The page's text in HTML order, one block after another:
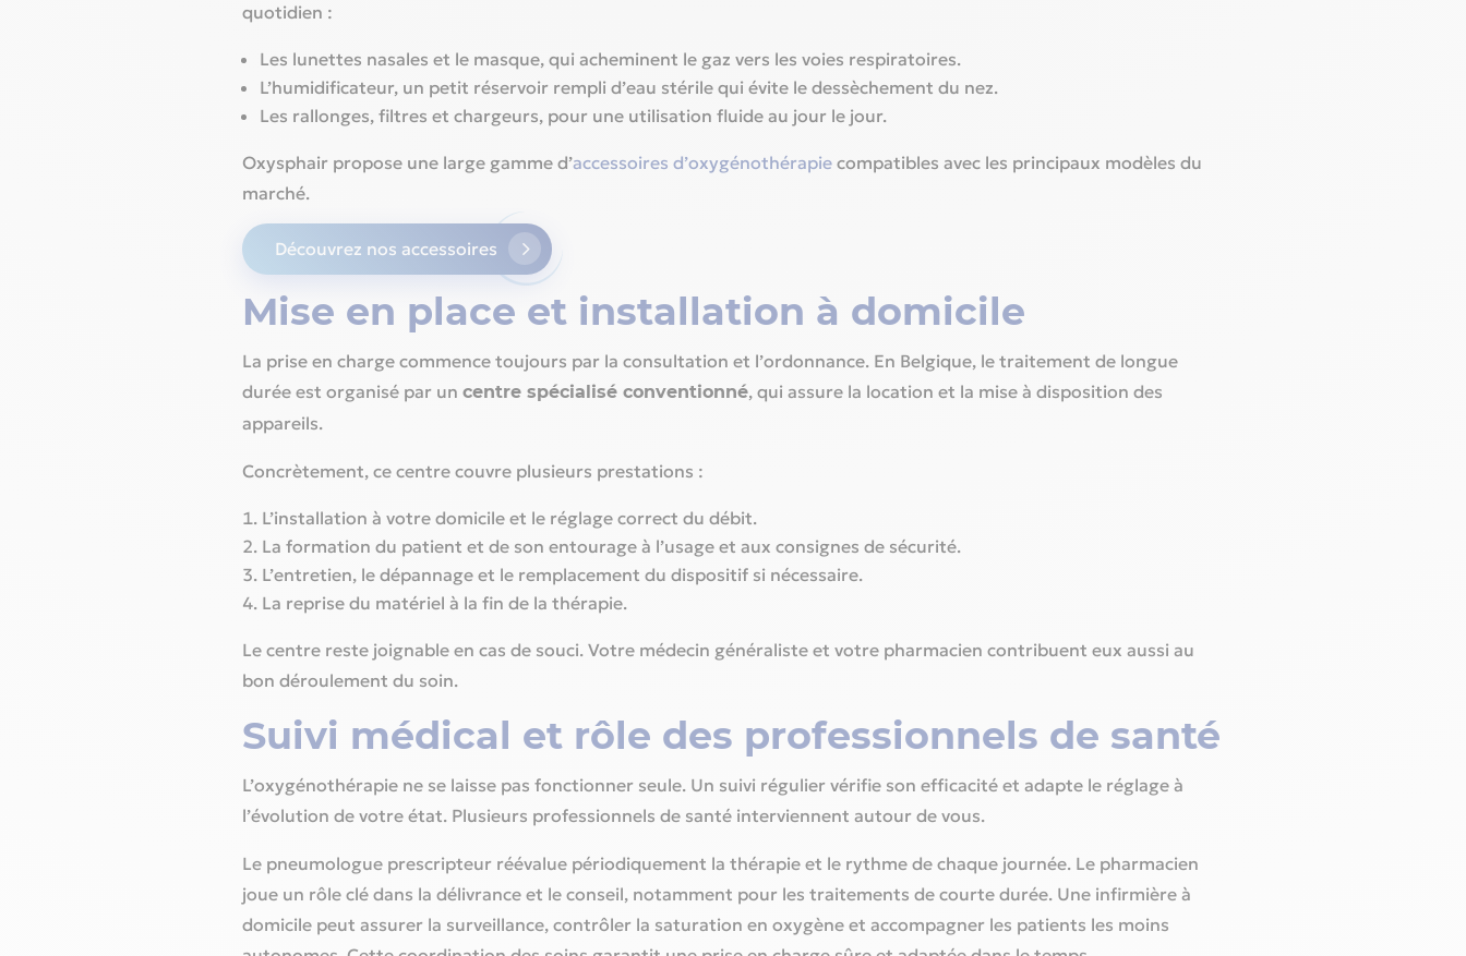
quotidien :
Les lunettes nasales et le masque, qui acheminent le gaz vers les voies respiratoires.
L’humidificateur, un petit réservoir rempli d’eau stérile qui évite le dessèchement du nez.
Les rallonges, filtres et chargeurs, pour une utilisation fluide au jour le jour.
Oxysphair propose une large gamme d’accessoires d’oxygénothérapie compatibles avec les principaux modèles du
marché.
Découvrez nos accessoires
Mise en place et installation à domicile
La prise en charge commence toujours par la consultation et l’ordonnance. En Belgique, le traitement de longue
durée est organisé par un centre spécialisé conventionné, qui assure la location et la mise à disposition des
appareils.
Concrètement, ce centre couvre plusieurs prestations :
L’installation à votre domicile et le réglage correct du débit.
La formation du patient et de son entourage à l’usage et aux consignes de sécurité.
L’entretien, le dépannage et le remplacement du dispositif si nécessaire.
La reprise du matériel à la fin de la thérapie.
Le centre reste joignable en cas de souci. Votre médecin généraliste et votre pharmacien contribuent eux aussi au
bon déroulement du soin.
Suivi médical et rôle des professionnels de santé
L’oxygénothérapie ne se laisse pas fonctionner seule. Un suivi régulier vérifie son efficacité et adapte le réglage à
l’évolution de votre état. Plusieurs professionnels de santé interviennent autour de vous.
Le pneumologue prescripteur réévalue périodiquement la thérapie et le rythme de chaque journée. Le pharmacien
joue un rôle clé dans la délivrance et le conseil, notamment pour les traitements de courte durée. Une infirmière à
domicile peut assurer la surveillance, contrôler la saturation en oxygène et accompagner les patients les moins